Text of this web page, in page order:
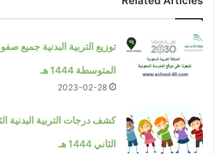
توزيع التربية البدنية جميع
المتوسطة 1444 هـ
2023-02-28
كشف درجات التربية البدنية
الثاني 1444 هـ